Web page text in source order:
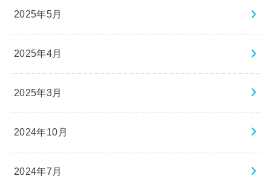
2025年5月
2025年4月
2025年3月
2024年10月
2024年7月